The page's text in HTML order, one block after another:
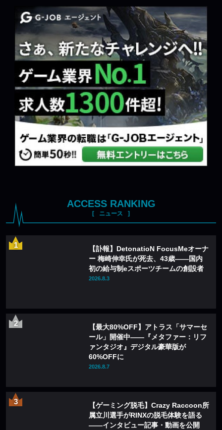
ACCESS RANKING
ニュース
【訃報】DetonatioN FocusMeオーナ
ー 梅崎伸幸氏が死去、43歳——国内
初の給与制eスポーツチームの創設者
2026.8.3
【最大80%OFF】アトラス「サマーセ
ール」開催中——『メタファー：リフ
ァンタジオ』デジタル豪華版が
60%OFFに
2026.8.7
【ゲーミング脱毛】Crazy Raccoon所
属立川選手がRINXの脱毛体験を語る
——インタビュー記事・動画を公開